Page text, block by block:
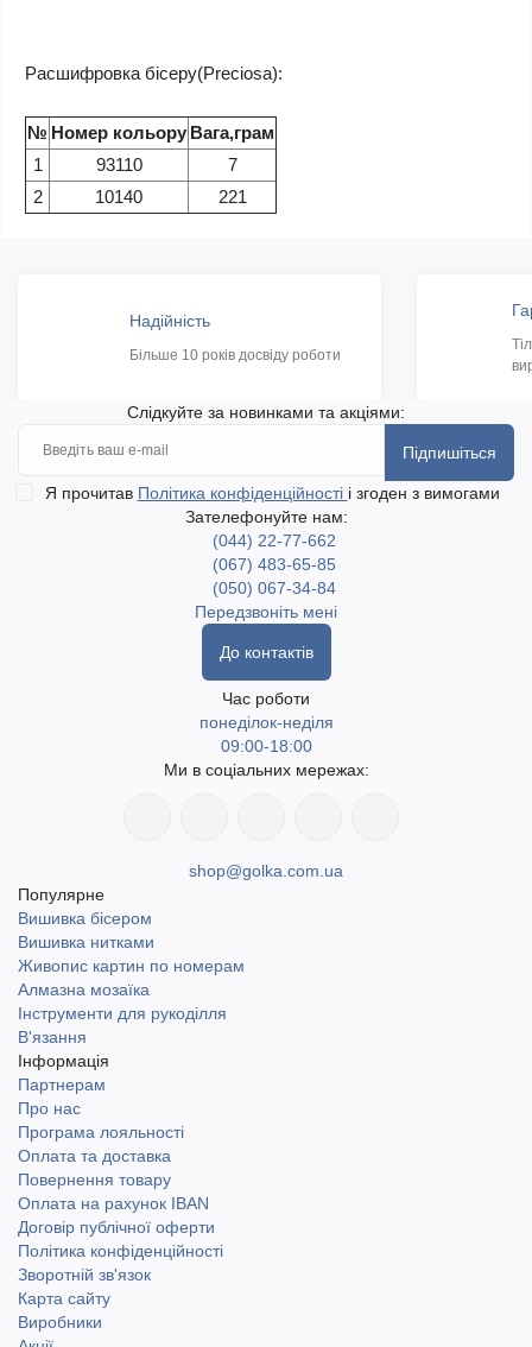
Расшифровка бісеру(Preciosa):
№ Номер кольору Вага,грам
1
93110
7
2
10140 221
Надійність
Більше 10 років досвіду роботи
Слідкуйте за новинками та акціями:
Підпишіться
Я прочитав Політика конфіденційності і згоден з вимогами
Зателефонуйте нам:
(044) 22-77-662
(067) 483-65-85
(050) 067-34-84
Передзвоніть мені
До контактів
Час роботи
понеділок-неділя
09:00-18:00
Ми в соціальних мережах:
shop@golka.com.ua
Популярне
Вишивка бісером
Вишивка нитками
Живопис картин по номерам
Алмазна мозаїка
Інструменти для рукоділля
В'язання
Інформація
Партнерам
Про нас
Програма лояльності
Оплата та доставка
Повернення товару
Оплата на рахунок IBAN
Договір публічної оферти
Політика конфіденційності
Зворотній зв'язок
Карта сайту
Виробники